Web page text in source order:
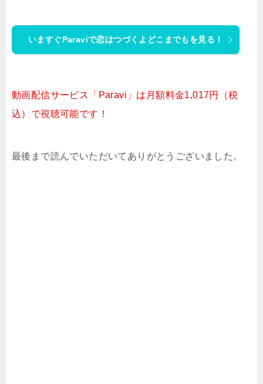
いますぐParaviで恋はつづくよどこまでもを見る！
動画配信サービス「Paravi」は月額料金1,017円（税
込）で視聴可能です！
最後まで読んでいただいてありがとうございました。